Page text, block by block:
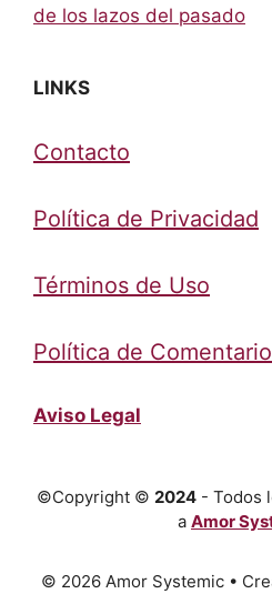
de los lazos del pasado
LINKS
Contacto
Política de Privacidad
Términos de Uso
Política de
Aviso Legal
©Copyright © 2024- Todos
a Amor
© 2026 Amor Systemic •